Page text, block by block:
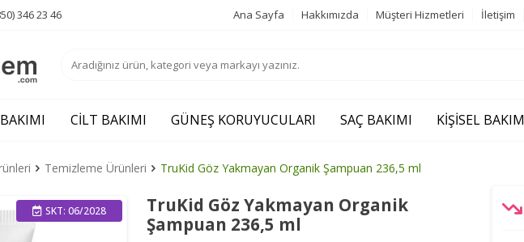
346 23 46 Ana Sayfa Hakkımızda Müşteri Hizmetleri İletişim
CILT BAKIMI GÜNEŞ KORUYUCULARI SAÇ BAKIMI KIŞISEL BAKIM
Temizleme Ürünleri TruKid Göz Yakmayan Organik Şampuan 236,5 ml
SKT: 06/2028
TruKid Göz Yakmayan Organik
Şampuan 236,5 ml